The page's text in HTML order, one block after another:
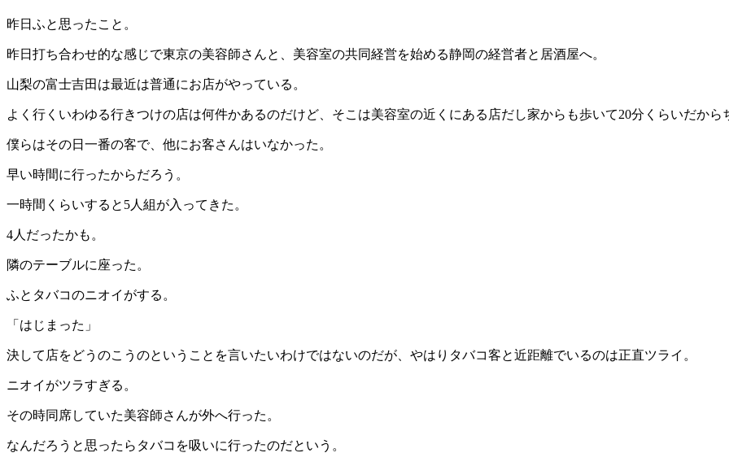
昨日ふと思ったこと。
昨日打ち合わせ的な感じで東京の美容師さんと、美容室の共同経営を始める静岡の経営者と居酒屋へ。
山梨の富士吉田は最近は普通にお店がやっている。
よく行くいわゆる行きつけの店は何件かあるのだけど、そこは美容室の近くにある店だし家からも歩いて20分くらいだから
僕らはその日一番の客で、他にお客さんはいなかった。
早い時間に行ったからだろう。
一時間くらいすると5人組が入ってきた。
4人だったかも。
隣のテーブルに座った。
ふとタバコのニオイがする。
「はじまった」
決して店をどうのこうのということを言いたいわけではないのだが、やはりタバコ客と近距離でいるのは正直ツライ。
ニオイがツラすぎる。
その時同席していた美容師さんが外へ行った。
なんだろうと思ったらタバコを吸いに行ったのだという。